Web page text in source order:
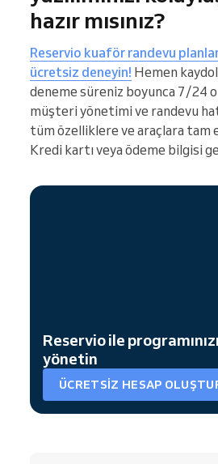
hazır mısınız?
Reservio kuaför randevu
ücretsiz deneyin! Hemen
deneme süreniz boyunca 7/24
müşteri yönetimi ve randevu
tüm özelliklere ve araçlara tam
Kredi kartı veya ödeme bilgisi
Reservio ile
yönetin
ÜCRETSIZ HESAP